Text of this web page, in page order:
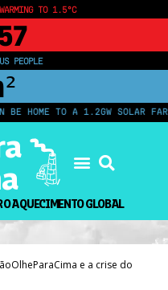
TO 1.5°C
PEOPLE
TO A 1.2GW SOLAR FARM |
AQUECIMENTO GLOBAL
e a crise do